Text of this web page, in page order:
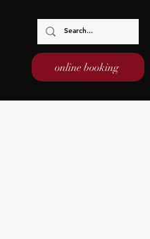
online booking